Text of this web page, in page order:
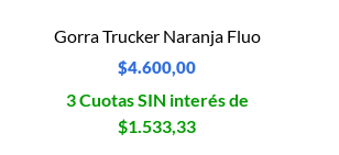
Gorra Trucker Naranja Fluo
$4.600,00
3 Cuotas SIN interés de
$1.533,33